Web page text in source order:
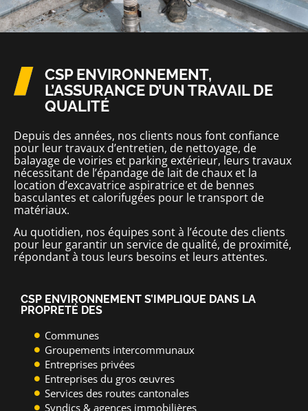
CSP ENVIRONNEMENT,
L’ASSURANCE D’UN TRAVAIL DE
QUALITÉ
Depuis des années, nos clients nous font confiance
pour leur travaux d’entretien, de nettoyage, de
balayage de voiries et parking extérieur, leurs travaux
nécessitant de l’épandage de lait de chaux et la
location d’excavatrice aspiratrice et de bennes
basculantes et calorifugées pour le transport de
matériaux.
Au quotidien, nos équipes sont à l’écoute des clients
pour leur garantir un service de qualité, de proximité,
répondant à tous leurs besoins et leurs attentes.
CSP ENVIRONNEMENT S’IMPLIQUE DANS LA
PROPRETÉ DES
Communes
Groupements intercommunaux
Entreprises privées
Entreprises du gros œuvres
Services des routes cantonales
Syndics & agences immobilières